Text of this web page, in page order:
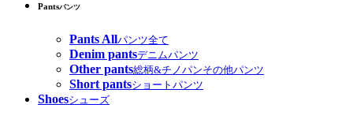
Pantsパンツ
Pants Allパンツ全て
Denim pantsデニムパンツ
Other pants総柄&チノパンその他パンツ
Short pantsショートパンツ
Shoesシューズ